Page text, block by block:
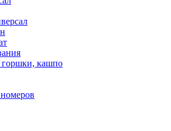
горшки, кашпо